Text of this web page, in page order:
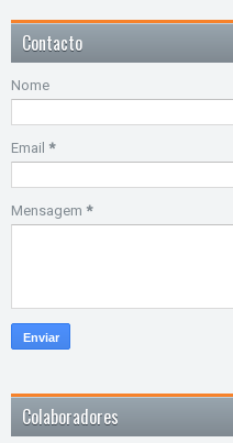
Contacto
Nome
Email *
Mensagem *
Colaboradores